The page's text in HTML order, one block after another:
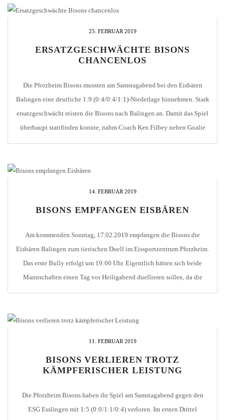
25. FEBRUAR 2019
ERSATZGESCHWÄCHTE BISONS
CHANCENLOS
Die Pforzheim Bisons mussten am Samstagabend bei den Eisbären
Balingen eine deutliche 1:9 (0:4/0:4/1:1)-Niederlage hinnehmen. Stark
ersatzgeschwächt reisten die Bisons nach Balingen an. Damit das Spiel
überhaupt stattfinden konnte, nahm Coach Ken Filbey neben Goalie
14. FEBRUAR 2019
BISONS EMPFANGEN EISBÄREN
Am kommenden Sonntag, 17.02.2019 empfangen die Bisons die
Eisbären Balingen zum tierischen Duell im Eissportzentrum Pforzheim.
Das erste Bully erfolgt um 19:00 Uhr. Eigentlich hätten sich beide
Mannschaften einen Tag vor Heiligabend duellieren sollen, da die
Monaten erlebten […]
11. FEBRUAR 2019
BISONS VERLIEREN TROTZ
KÄMPFERISCHER LEISTUNG
Die Pforzheim Bisons haben ihr Spiel am Samstagabend gegen den
ESG Esslingen mit 1:5 (0:0/1:1/0:4) verloren. Im ersten Drittel